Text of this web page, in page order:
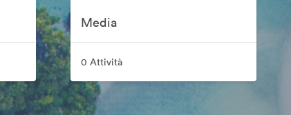
Media
0 Attività